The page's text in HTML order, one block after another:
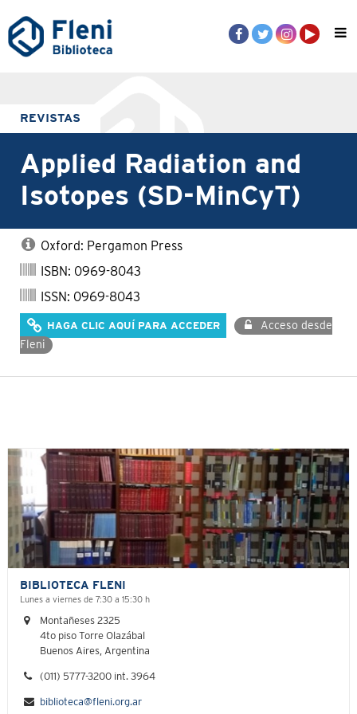
REVISTAS
Applied Radiation and
Isotopes (SD-MinCyT)
Oxford: Pergamon Press
ISBN: 0969-8043
ISSN: 0969-8043
HAGA CLIC AQUÍ PARA ACCEDER
Acceso desde
Fleni
BIBLIOTECA FLENI
Lunes a viernes de 7:30 a 15:30 h
Montañeses 2325
4to piso Torre Olazábal
Buenos Aires, Argentina
(011) 5777-3200 int. 3964
biblioteca@fleni.org.ar